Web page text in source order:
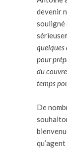
devenir
souligné
quelques
pour
du
temps
De